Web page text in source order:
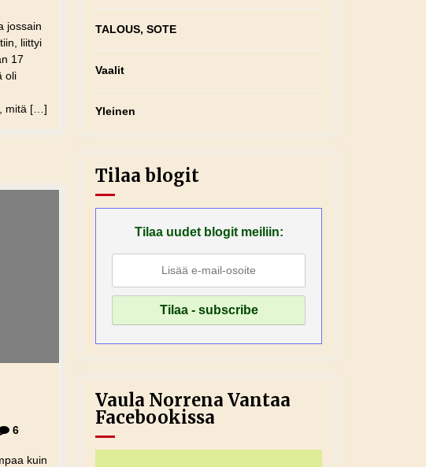
jossain
liittyi
17
oli
mitä […]
6
kuin
TALOUS, SOTE
Vaalit
Yleinen
Tilaa blogit
Tilaa uudet blogit meiliin:
Vaula Norrena Vantaa
Facebookissa